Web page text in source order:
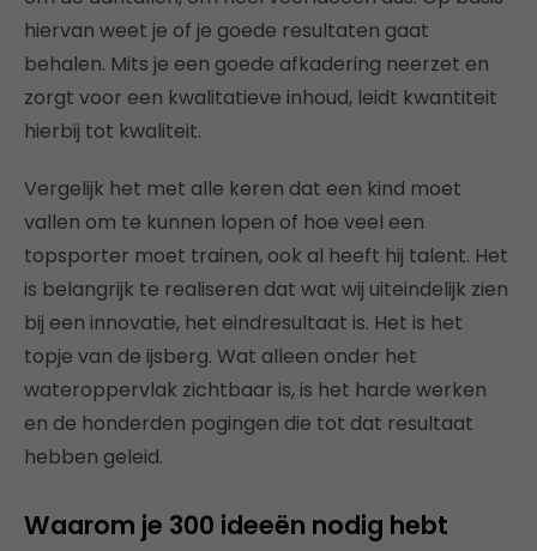
hiervan weet je of je goede resultaten gaat
behalen. Mits je een goede afkadering neerzet en
zorgt voor een kwalitatieve inhoud, leidt kwantiteit
hierbij tot kwaliteit.
Vergelijk het met alle keren dat een kind moet
vallen om te kunnen lopen of hoe veel een
topsporter moet trainen, ook al heeft hij talent. Het
is belangrijk te realiseren dat wat wij uiteindelijk zien
bij een innovatie, het eindresultaat is. Het is het
topje van de ijsberg. Wat alleen onder het
wateroppervlak zichtbaar is, is het harde werken
en de honderden pogingen die tot dat resultaat
hebben geleid.
Waarom je 300 ideeën nodig hebt